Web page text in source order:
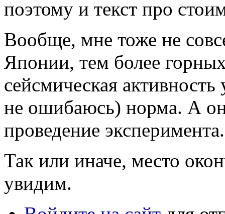
поэтому и текст про
Вообще, мне тоже не
Японии, тем более
сейсмическая
не ошибаюсь) норма. А
проведение
Так или иначе, место
увидим.